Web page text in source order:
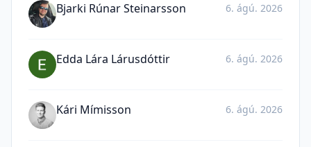
Bjarki Rúnar Steinarsson 6. ágú. 2026
Edda Lára Lárusdóttir 6. ágú. 2026
Kári Mímisson 6. ágú. 2026